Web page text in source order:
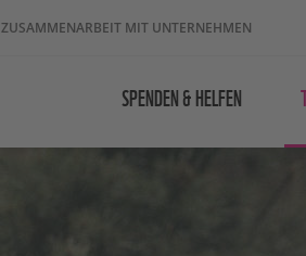
ZUSAMMENARBEIT MIT UNTERNEHMEN
SPENDEN & HELFEN